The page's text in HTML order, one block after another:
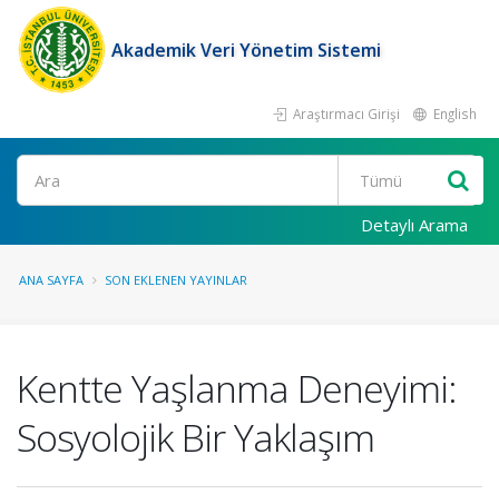
Akademik Veri Yönetim Sistemi
Araştırmacı Girişi English
Ara
Detaylı Arama
ANA SAYFA SON EKLENEN YAYINLAR
Kentte Yaşlanma Deneyimi:
Sosyolojik Bir Yaklaşım